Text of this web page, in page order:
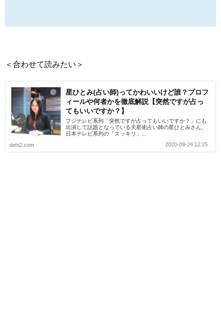
＜合わせて読みたい＞
星ひとみ(占い師)ってかわいいけど誰？プロフ
ィールや何者かを徹底解説【突然ですが占っ
てもいいですか？】
フジテレビ系列「突然ですが占ってもいいですか？」にも
出演して話題となっている天星術占い師の星ひとみさん。
日本テレビ系列の「スッキリ」...
dehi2.com
2020-09-24 12:25